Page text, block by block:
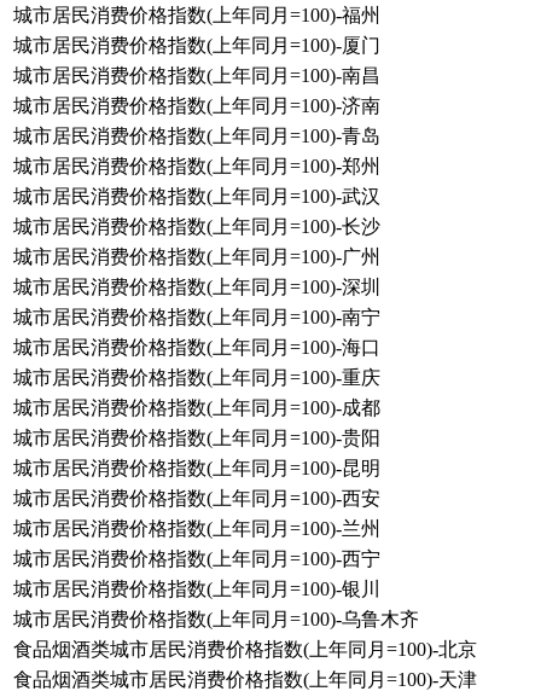
城市居民消费价格指数(上年同月=100)-福州
城市居民消费价格指数(上年同月=100)-厦门
城市居民消费价格指数(上年同月=100)-南昌
城市居民消费价格指数(上年同月=100)-济南
城市居民消费价格指数(上年同月=100)-青岛
城市居民消费价格指数(上年同月=100)-郑州
城市居民消费价格指数(上年同月=100)-武汉
城市居民消费价格指数(上年同月=100)-长沙
城市居民消费价格指数(上年同月=100)-广州
城市居民消费价格指数(上年同月=100)-深圳
城市居民消费价格指数(上年同月=100)-南宁
城市居民消费价格指数(上年同月=100)-海口
城市居民消费价格指数(上年同月=100)-重庆
城市居民消费价格指数(上年同月=100)-成都
城市居民消费价格指数(上年同月=100)-贵阳
城市居民消费价格指数(上年同月=100)-昆明
城市居民消费价格指数(上年同月=100)-西安
城市居民消费价格指数(上年同月=100)-兰州
城市居民消费价格指数(上年同月=100)-西宁
城市居民消费价格指数(上年同月=100)-银川
城市居民消费价格指数(上年同月=100)-乌鲁木齐
食品烟酒类城市居民消费价格指数(上年同月=100)-北京
食品烟酒类城市居民消费价格指数(上年同月=100)-天津